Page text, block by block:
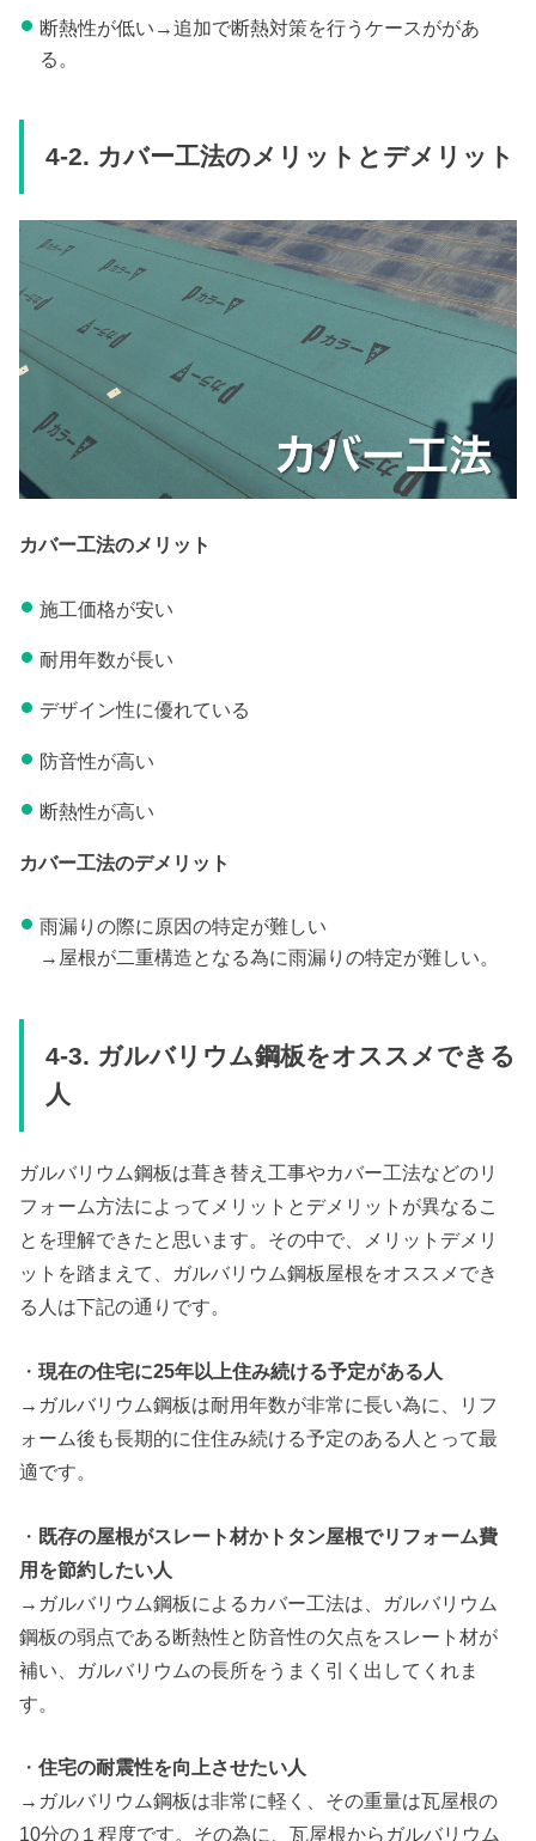
断熱性が低い→追加で断熱対策を行うケースががあ
る。
4-2. カバー工法のメリットとデメリット
カバー工法のメリット
施工価格が安い
耐用年数が長い
デザイン性に優れている
防音性が高い
断熱性が高い
カバー工法のデメリット
雨漏りの際に原因の特定が難しい
→屋根が二重構造となる為に雨漏りの特定が難しい。
4-3. ガルバリウム鋼板をオススメできる
人
ガルバリウム鋼板は葺き替え工事やカバー工法などのリ
フォーム方法によってメリットとデメリットが異なるこ
とを理解できたと思います。その中で、メリットデメリ
ットを踏まえて、ガルバリウム鋼板屋根をオススメでき
る人は下記の通りです。
・現在の住宅に25年以上住み続ける予定がある人
→ガルバリウム鋼板は耐用年数が非常に長い為に、リフ
ォーム後も長期的に住住み続ける予定のある人とって最
適です。
・ 既存の屋根がスレート材かトタン屋根でリフォーム費
用を節約したい人
→ガルバリウム鋼板によるカバー工法は、ガルバリウム
鋼板の弱点である断熱性と防音性の欠点をスレート材が
補い、ガルバリウムの長所をうまく引く出してくれま
す。
・住宅の耐震性を向上させたい人
→ガルバリウム鋼板は非常に軽く、その重量は瓦屋根の
10分の１程度です。その為に、瓦屋根からガルバリウム